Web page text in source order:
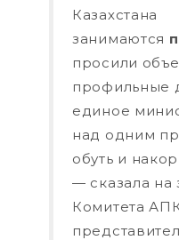
Казахстана
занимаются
просили
профильные
единое
над одним
обуть и
— сказала на
Комитета